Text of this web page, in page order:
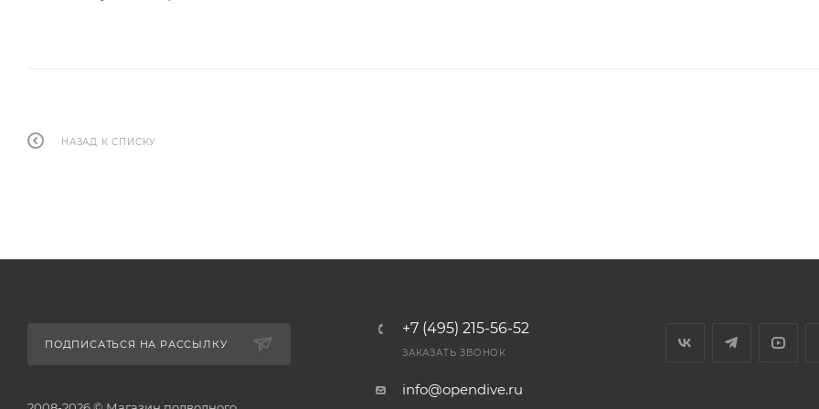
НАЗАД К СПИСКУ
ПОДПИСАТЬСЯ НА РАССЫЛКУ
+7 (495) 215-56-52
ЗАКАЗАТЬ ЗВОНОК
info@opendive.ru